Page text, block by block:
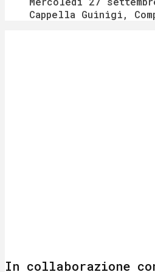
Cappella Guinigi,
In collaborazione